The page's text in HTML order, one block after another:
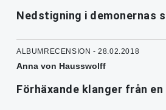
Nedstigning i demonernas
ALBUMRECENSION - 28.02.2018
Anna von Hausswolff
Förhäxande klanger från en